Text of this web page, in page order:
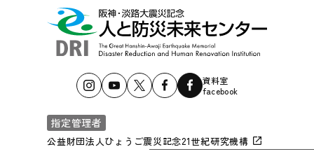
資料室
facebook
指定管理者
公益財団法人ひょうご震災記念21世紀研究機構